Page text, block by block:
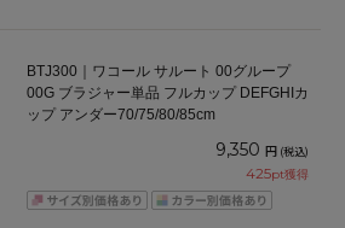
BTJ300｜ワコール サルート 00グループ
00G ブラジャー単品 フルカップ DEFGHIカ
ップ アンダー70/75/80/85cm
9,350 円 (税込)
425pt獲得